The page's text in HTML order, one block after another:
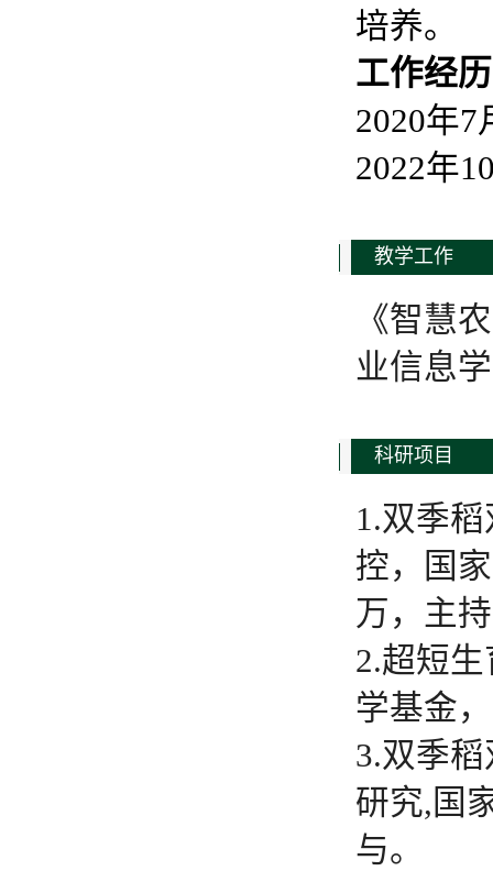
培养。
工作经
2020年7
2022年
教学工作
《智慧
业信息
科研项目
1.双季
控，国
万，主
2.超短
学基金
3.双季
研究,国
与。